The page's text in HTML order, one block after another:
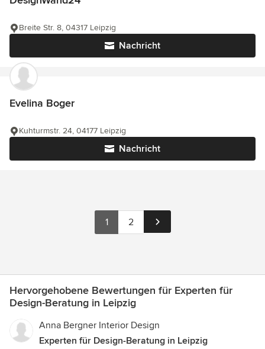
Nachricht
Breite Str. 8, 04317 Leipzig
Evelina Boger
Nachricht
Kuhturmstr. 24, 04177 Leipzig
1 2
Hervorgehobene Bewertungen für Experten für
Design-Beratung in Leipzig
Anna Bergner Interior Design
Experten für Design-Beratung in Leipzig